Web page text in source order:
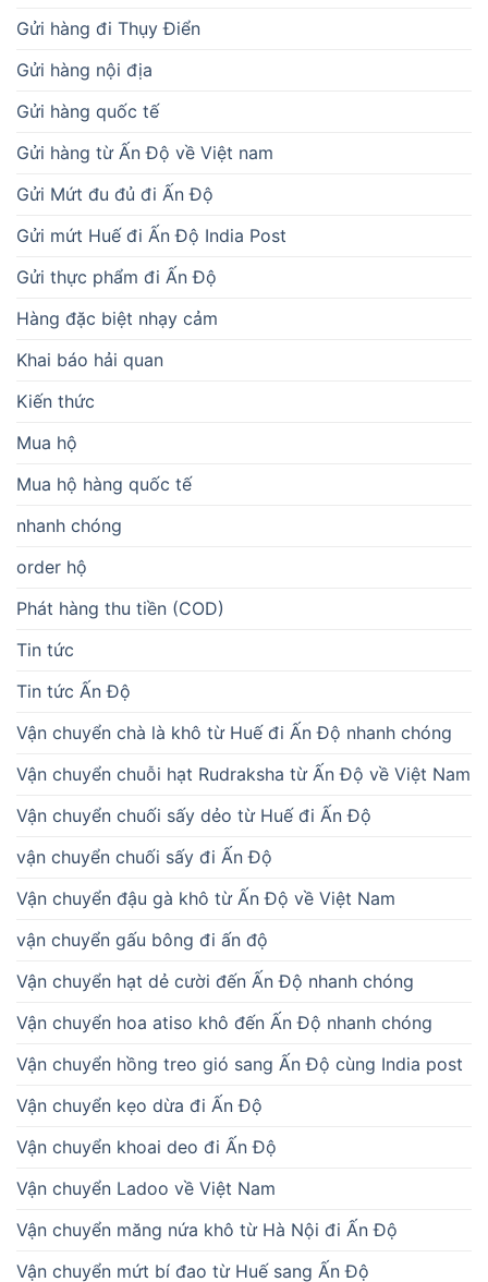
Gửi hàng đi Thụy Điển
Gửi hàng nội địa
Gửi hàng quốc tế
Gửi hàng từ Ấn Độ về Việt nam
Gửi Mứt đu đủ đi Ấn Độ
Gửi mứt Huế đi Ấn Độ India Post
Gửi thực phẩm đi Ấn Độ
Hàng đặc biệt nhạy cảm
Khai báo hải quan
Kiến thức
Mua hộ
Mua hộ hàng quốc tế
nhanh chóng
order hộ
Phát hàng thu tiền (COD)
Tin tức
Tin tức Ấn Độ
Vận chuyển chà là khô từ Huế đi Ấn Độ nhanh chóng
Vận chuyển chuỗi hạt Rudraksha từ Ấn Độ về Việt Nam
Vận chuyển chuối sấy dẻo từ Huế đi Ấn Độ
vận chuyển chuối sấy đi Ấn Độ
Vận chuyển đậu gà khô từ Ấn Độ về Việt Nam
vận chuyển gấu bông đi ấn độ
Vận chuyển hạt dẻ cười đến Ấn Độ nhanh chóng
Vận chuyển hoa atiso khô đến Ấn Độ nhanh chóng
Vận chuyển hồng treo gió sang Ấn Độ cùng India post
Vận chuyển kẹo dừa đi Ấn Độ
Vận chuyển khoai deo đi Ấn Độ
Vận chuyển Ladoo về Việt Nam
Vận chuyển măng nứa khô từ Hà Nội đi Ấn Độ
Vận chuyển mứt bí đao từ Huế sang Ấn Độ